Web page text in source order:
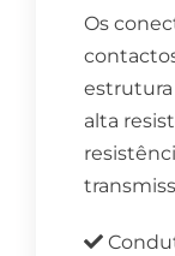
Os
alta